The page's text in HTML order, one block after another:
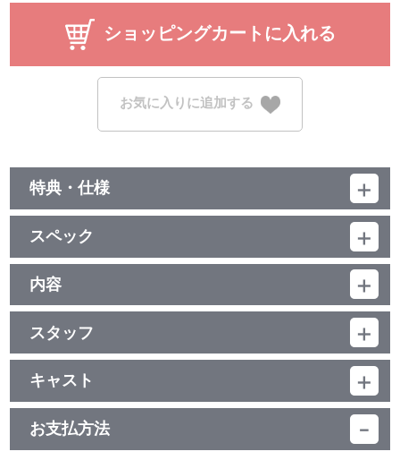
ショッピングカートに入れる
お気に入りに追加する
特典・仕様
特典
■DRAMA CD 4
音声ドラマ#4「癒やし少女ロジカル凪乃は」
出演：加藤 渉（愛城恋太郎役）・瀬戸麻沙美（栄逢凪乃役）
■栄逢凪乃ヒロインビジュアル生写真
■特製原画ブック Vol.4
映像特典
■栄逢凪乃キャラクターPV
他、仕様
■キャラクターデザイン・矢野 茜 描き下ろし収納ケース
スペック
品番：BCXA-1886
ジャンル：TVアニメ
（本編47分＋映像特典1分）／ﾘﾆｱPCM (ｽﾃﾚｵ)／AVC／BD25G／
16:9<1080p High Definition>／カラー／確48分／6巻
内容
制作年度：2023年
【2話収録】
■第7話「はじめましてのお薬少女」
通りがかりの化学室で見かけた女の人に運命を感じた恋太郎。翌
日再び化学室を訪れてみるとその女性はおらず、そこには小柄で陽
気な女の子がいるだけだった。彼女の名前は薬膳楠莉。昨日の女性
について話を聞こうにも、いささか強引な楠莉に振り回されてばか
りの恋太郎。怪しげな薬を飲まされ、その効果に驚愕しつつも、ふ
スタッフ
第7話 シナリオ：山田靖智／絵コンテ：清水 聡／演出：山本隆太
／総作画監督：矢野 茜、神谷美也子／作画監督：舘岡千明、西山実
果、水崎健太
第8話 シナリオ：山田靖智／絵コンテ：山本隆太、佐藤 光／演
出：山本隆太／総作画監督：矢野 茜／総作画監督補佐：舘岡千明、
西山実果／作画監督：舘岡千明、西山実果、桜井木ノ実、杜 伟峰、
キャスト
愛城恋太郎：加藤 渉／花園羽香里：本渡 楓／院田唐音：富田美憂
／好本 静：長縄まりあ／栄逢凪乃：瀬戸麻沙美／薬膳楠莉：朝井彩
お支払方法